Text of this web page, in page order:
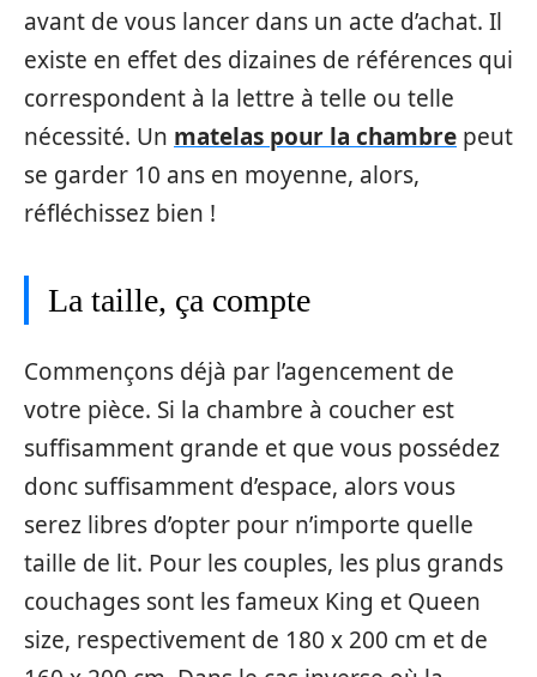
avant de vous lancer dans un acte d’achat. Il
existe en effet des dizaines de références qui
correspondent à la lettre à telle ou telle
nécessité. Un matelas pour la chambre peut
se garder 10 ans en moyenne, alors,
réfléchissez bien !
La taille, ça compte
Commençons déjà par l’agencement de
votre pièce. Si la chambre à coucher est
suffisamment grande et que vous possédez
donc suffisamment d’espace, alors vous
serez libres d’opter pour n’importe quelle
taille de lit. Pour les couples, les plus grands
couchages sont les fameux King et Queen
size, respectivement de 180 x 200 cm et de